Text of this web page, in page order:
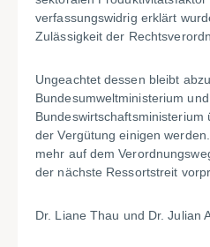
verfassungswidrig erklärt
Zulässigkeit der
Ungeachtet dessen bleibt
Bundesumweltministerium und
Bundeswirtschaftsministerium
der Vergütung einigen
mehr auf dem
der nächste Ressortstreit
Dr. Liane Thau und Dr. Julian